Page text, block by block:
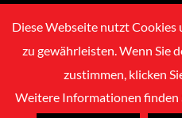
Diese Webseite nutzt
zu gewährleisten. Wenn Sie
zustimmen, klicken
Weitere Informationen finden